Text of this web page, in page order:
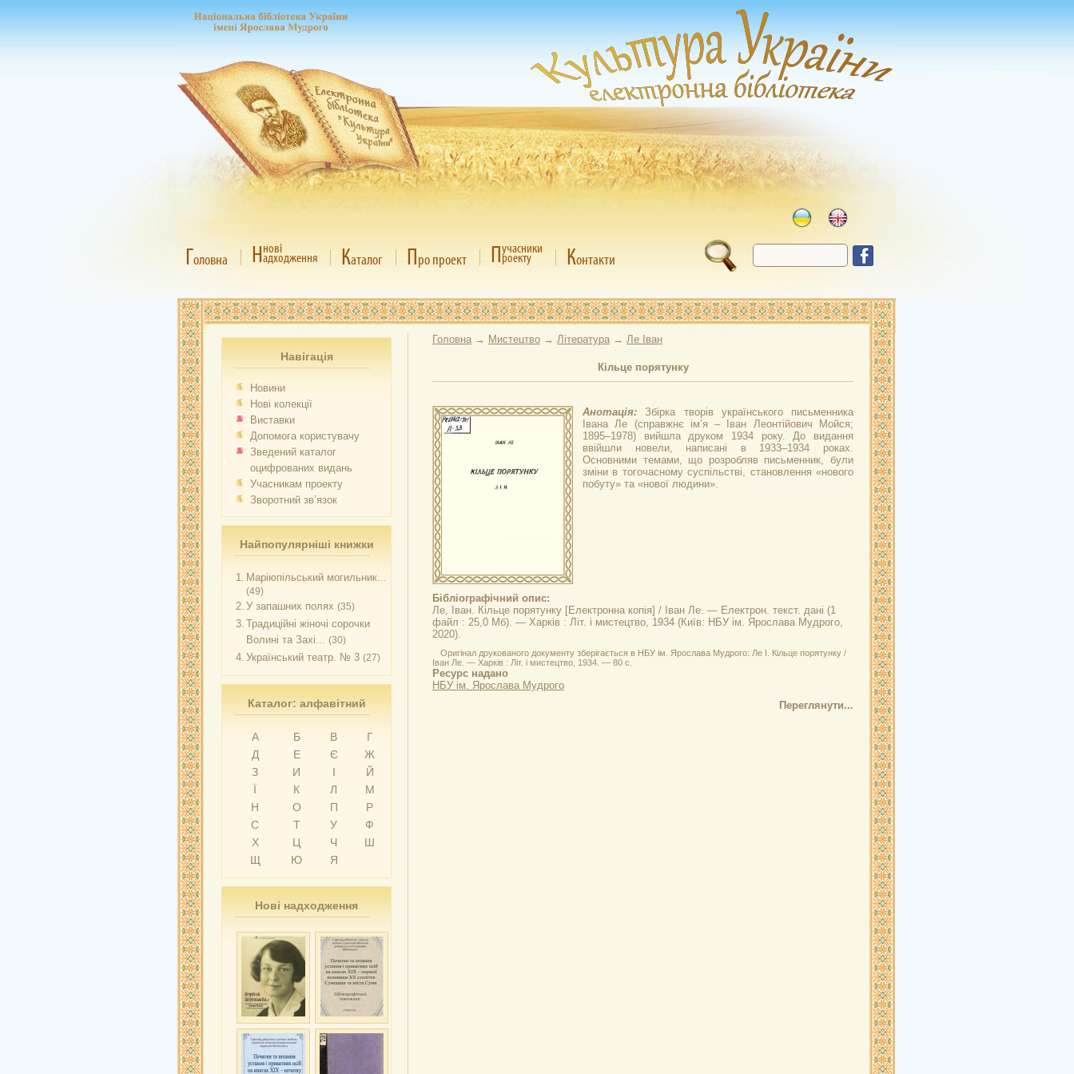
Головна Ннові
адходження Каталог Про проект Пучасники
роекту Контакти
Навігація
Новини
Нові колекції
Виставки
Допомога користувачу
Зведений каталог
оцифрованих видань
Учасникам проекту
Зворотний зв’язок
Найпопулярніші книжки
1. Маріюпільський могильник...
(49)
2. У запашних полях (35)
3. Традиційні жіночі сорочки
Волині та Захі... (30)
4. Український театр. № 3 (27)
Каталог: алфавітний
А Б В
Г
Д
Е Є
Ж
З
И І
Й
Ї
К Л
М
Н
О П
Р
С
Т У
Ф
Х
Ц Ч
Ш
Щ
Ю Я
Нові надходження
Головна → Мистецтво → Література → Ле Іван
Кільце порятунку
Анотація:Збірка творів українського письменника
Івана Ле (справжнє ім’я – Іван Леонтійович Мойся;
1895–1978) вийшла друком 1934 року. До видання
ввійшли новели, написані в 1933–1934 роках.
Основними темами, що розробляв письменник, були
зміни в тогочасному суспільстві, становлення «нового
побуту» та «нової людини».
Бібліографічний опис:
Ле, Іван. Кільце порятунку [Електронна копія] / Іван Ле. — Електрон. текст. дані (1
файл : 25,0 Мб). — Харків : Літ. і мистецтво, 1934 (Київ: НБУ ім. Ярослава Мудрого,
2020).
Оригінал друкованого документу зберігається в НБУ ім. Ярослава Мудрого: Ле І. Кільце порятунку /
Іван Ле. — Харків : Літ. і мистецтво, 1934. — 80 с.
Ресурс надано
НБУ ім. Ярослава Мудрого
Переглянути...